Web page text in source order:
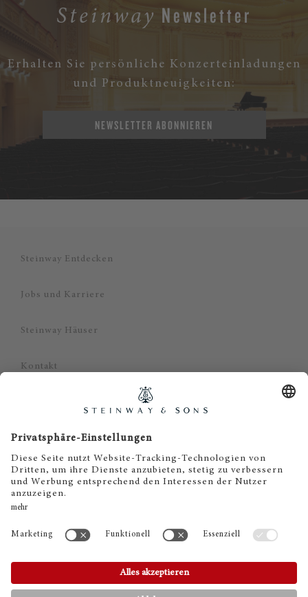
Steinway Newsletter
Erhalten Sie persönliche Konzerteinladungen
und Produktneuigkeiten:
NEWSLETTER ABONNIEREN
Steinway Entdecken
Jobs und Karriere
Steinway Häuser
Kontakt
Impressum
Haftungsausschluss
Cookie Zustimmung